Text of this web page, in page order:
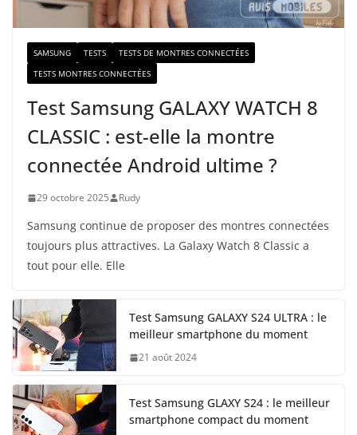
SAMSUNG TESTS
TESTS DE MONTRES CONNECTÉES
TESTS MONTRES CONNECTÉES
Test Samsung GALAXY WATCH 8
CLASSIC : est-elle la montre
connectée Android ultime ?
29 octobre 2025 Rudy
Samsung continue de proposer des montres connectées
toujours plus attractives. La Galaxy Watch 8 Classic a
tout pour elle. Elle
Test Samsung GALAXY S24 ULTRA : le
meilleur smartphone du moment
21 août 2024
Test Samsung GLAXY S24 : le meilleur
smartphone compact du moment